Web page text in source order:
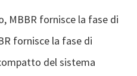
MBBR fornisce la fase di
fornisce la fase di
del sistema